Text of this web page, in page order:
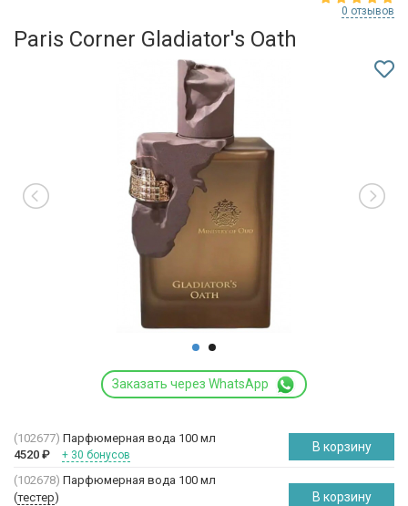
0 отзывов
Paris Corner Gladiator's Oath
Заказать через WhatsApp
(102677) Парфюмерная вода 100 мл
4520 ₽ + 30 бонусов
В корзину
(102678) Парфюмерная вода 100 мл
(тестер)
В корзину